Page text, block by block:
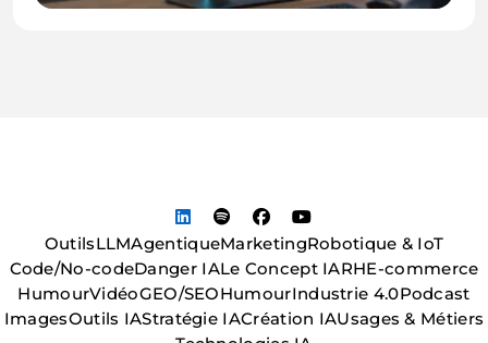
OutilsLLMAgentiqueMarketingRobotique & IoT
Code/No-codeDanger IALe Concept IARHE-commerce
HumourVidéoGEO/SEOHumourIndustrie 4.0Podcast
ImagesOutils IAStratégie IACréation IAUsages & Métiers